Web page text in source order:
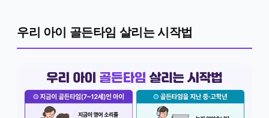
우리 아이 골든타임 살리는 시작법